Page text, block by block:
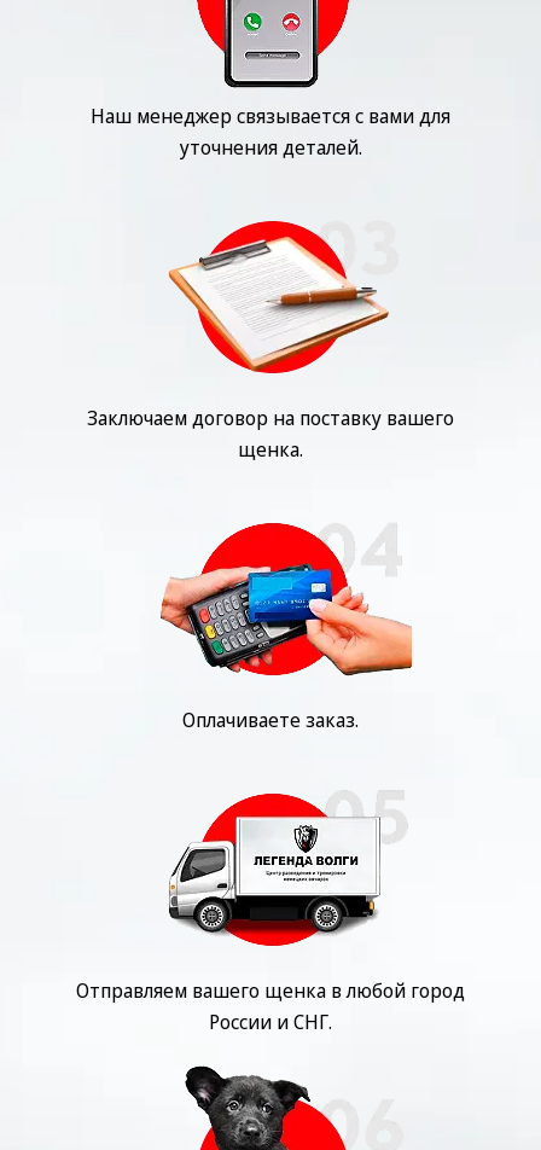
Наш менеджер связывается с вами для
уточнения деталей.
Заключаем договор на поставку вашего
щенка.
Оплачиваете заказ.
Отправляем вашего щенка в любой город
России и СНГ.